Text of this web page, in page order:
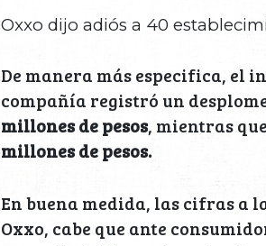
Oxxo dijo adiós a 40
De manera más especifica, el
compañía registró un
millones de pesos, mientras
millones de pesos.
En buena medida, las cifras a
Oxxo, cabe que ante